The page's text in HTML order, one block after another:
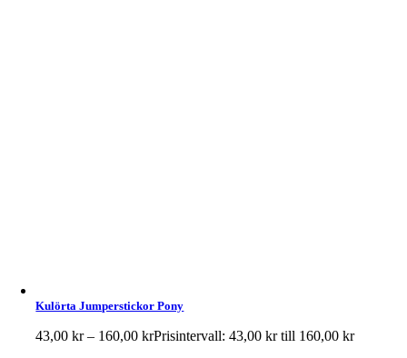
Kulörta Jumperstickor Pony
43,00kr – 160,00krPrisintervall: 43,00 kr till 160,00 kr